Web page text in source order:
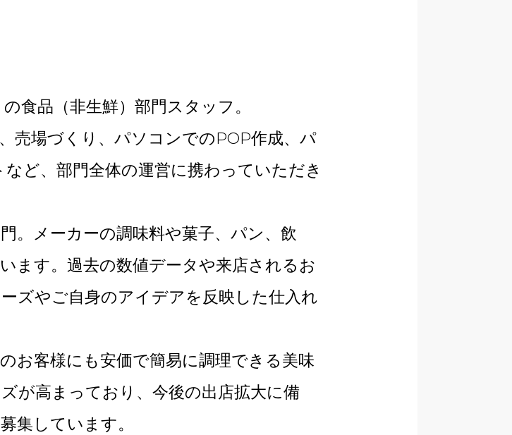
食品（非生鮮）部門スタッフ。
売場づくり、パソコンでのPOP作成、パ
ど、部門全体の運営に携わっていただき
。メーカーの調味料や菓子、パン、飲
ます。過去の数値データや来店されるお
ズやご自身のアイデアを反映した仕入れ
お客様にも安価で簡易に調理できる美味
が高まっており、今後の出店拡大に備
集しています。